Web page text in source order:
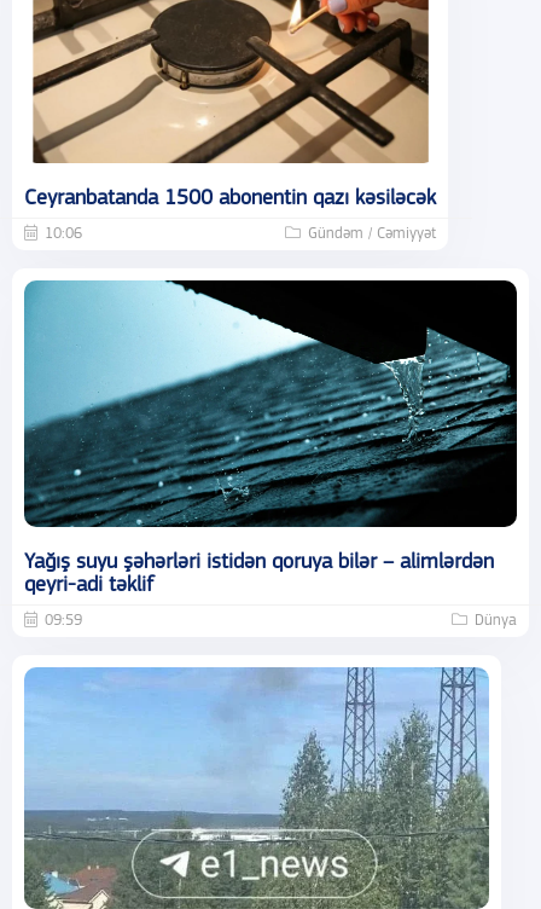
Ceyranbatanda 1500 abonentin qazı kəsiləcək
10:06 Gündəm / Cəmiyyət
Yağış suyu şəhərləri istidən qoruya bilər – alimlərdən
qeyri-adi təklif
09:59 Dünya